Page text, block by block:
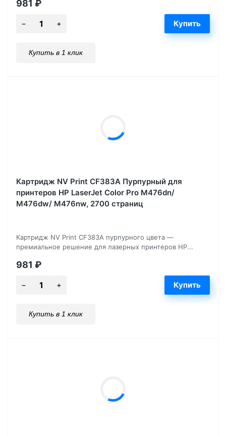
981 ₽
Купить в 1 клик
Картридж NV Print CF383A Пурпурный для
принтеров HP LaserJet Color Pro M476dn/
M476dw/ M476nw, 2700 страниц
Картридж NV Print CF383A пурпурного цвета —
премиальное решение для лазерных принтеров HP...
981 ₽
Купить в 1 клик